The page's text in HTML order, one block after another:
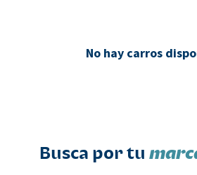
No hay carros
Busca por tu